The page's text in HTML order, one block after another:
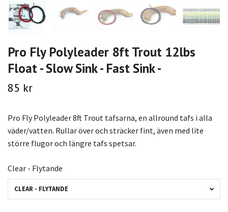
Pro Fly Polyleader 8ft Trout 12lbs
Float - Slow Sink - Fast Sink -
85 kr
Pro Fly Polyleader 8ft Trout tafsarna, en allround tafs i alla
väder/vatten. Rullar över och sträcker fint, även med lite
större flugor och längre tafs spetsar.
Clear - Flytande
CLEAR - FLYTANDE